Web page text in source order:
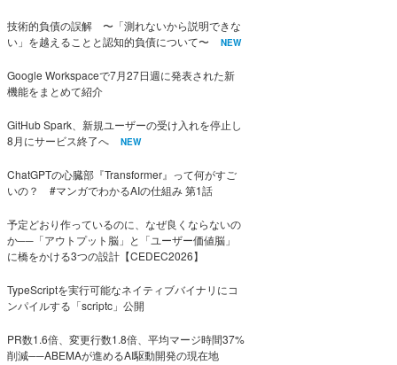
技術的負債の誤解 〜「測れないから説明できな
い」を越えることと認知的負債について〜
NEW
Google Workspaceで7月27日週に発表された新
機能をまとめて紹介
GitHub Spark、新規ユーザーの受け入れを停止し
8月にサービス終了へ
NEW
ChatGPTの心臓部『Transformer』って何がすご
いの？ #マンガでわかるAIの仕組み 第1話
予定どおり作っているのに、なぜ良くならないの
か──「アウトプット脳」と「ユーザー価値脳」
に橋をかける3つの設計【CEDEC2026】
TypeScriptを実行可能なネイティブバイナリにコ
ンパイルする「scriptc」公開
PR数1.6倍、変更行数1.8倍、平均マージ時間37%
削減──ABEMAが進めるAI駆動開発の現在地